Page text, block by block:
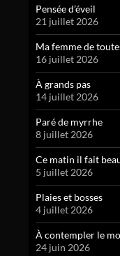
Pensée d’éveil
21 juillet 2026
Ma femme de
16 juillet 2026
À grands pas
14 juillet 2026
Paré de myrrhe
8 juillet 2026
Ce matin il fait
5 juillet 2026
Plaies et bosses
4 juillet 2026
À contempler le
24 juin 2026